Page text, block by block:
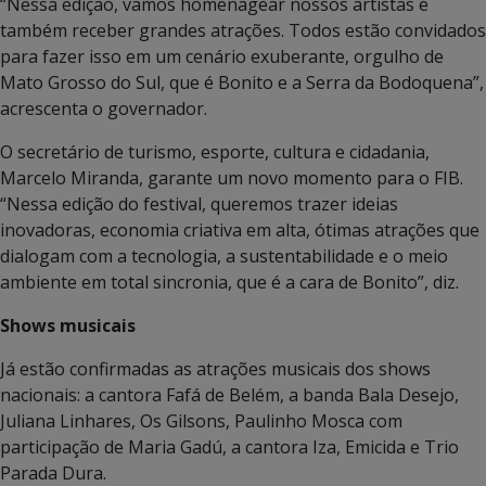
também receber grandes atrações. Todos estão convidados
para fazer isso em um cenário exuberante, orgulho de
Mato Grosso do Sul, que é Bonito e a Serra da Bodoquena”,
acrescenta o governador.
O secretário de turismo, esporte, cultura e cidadania,
Marcelo Miranda, garante um novo momento para o FIB.
“Nessa edição do festival, queremos trazer ideias
inovadoras, economia criativa em alta, ótimas atrações que
dialogam com a tecnologia, a sustentabilidade e o meio
ambiente em total sincronia, que é a cara de Bonito”, diz.
Shows musicais
Já estão confirmadas as atrações musicais dos shows
nacionais: a cantora Fafá de Belém, a banda Bala Desejo,
Juliana Linhares, Os Gilsons, Paulinho Mosca com
participação de Maria Gadú, a cantora Iza, Emicida e Trio
Parada Dura.